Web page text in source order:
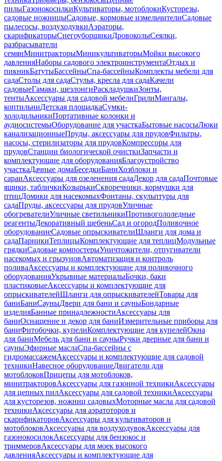
пилыГазонокосилкиКультиваторы, мотоблокиКусторезы,
садовые ножницыСадовые, кормовые измельчителиСадовые
пылесосы, воздуходувкиАэраторы,
скарификаторыСнегоуборщикиДровоколыСеялки,
разбрасыватели
семянМинитракторыМиникультиваторыМойки высокого
давленияНаборы садового электроинструментаОтдых и
пикникБатутыБассейныСпа-бассейныКомплекты мебели для
садаСтолы для садаСтулья, кресла для садаКачели
садовыеГамаки, шезлонгиРаскладушкиЗонты,
тентыАксессуары для садовой мебелиГрилиМангалы,
коптильниДетская площадкаСумки-
холодильникиПортативные колонки и
аудиосистемыОборудование для участкаБытовые насосыЛюки
канализационныеПруды, аксессуары для прудовФильтры,
насосы, стерилизаторы для прудовКомпрессоры для
прудовСтанции биологической очисткиЗапчасти и
комплектующие для оборудованияБлагоустройство
участкаДачные домаБеседкиБаниХозблоки и
сараиАксессуары для озеленения садаДекор для садаПочтовые
ящики, табличкиКозырькиСкворечники, кормушки для
птицДомики для насекомыхФонтаны, скульптуры для
садаПруды, аксессуары для прудовУличные
обогревателиУличные светильникиПротивогололедные
реагентыДекоративный щебеньСад и огородПоливочное
оборудованиеСадовые опрыскивателиШланги для дома и
садаПарникиТеплицыКомплектующие для теплицМодульные
грядкиСадовые компостерыУничтожители, отпугиватели
насекомых и грызуновАвтоматизация и контроль
поливаАксессуары и комплектующие для поливочного
оборудованияУкрывные материалыБочки, баки
пластиковыеАксессуары и комплектующие для
опрыскивателейШланги для опрыскивателейТовары для
баниБаниСауныДвери для бани и сауныБондарные
изделияБанные принадлежностиАксессуары для
баниОснащение и декор для баниИзмерительные приборы для
баниФитобочки, купелиКомплектующие для купелейОкна
для баниМебель для бани и сауныРучки дверные для бани и
сауныЭфирные маслаСпа-бассейны с
гидромассажемАксессуары и комплектующие для садовой
техникиНавесное оборудованиеДвигатели для
мотоблоковПрицепы для мотоблоков,
минитракторовАксессуары для газонной техникиАксессуары
для цепных пилАксессуары для садовой техникиАксессуары
для кусторезов, ножниц садовыхМоторные масла для садовой
техникиАксессуары для аэратоторов и
скарификаторовАксессуары для культиваторов и
мотоблоковАксессуары для воздуходувокАксессуары для
газонокосилокАксессуары для бензокос и
триммеровАксессуары для моек высокого
давленияАксессуары и комплектующие для